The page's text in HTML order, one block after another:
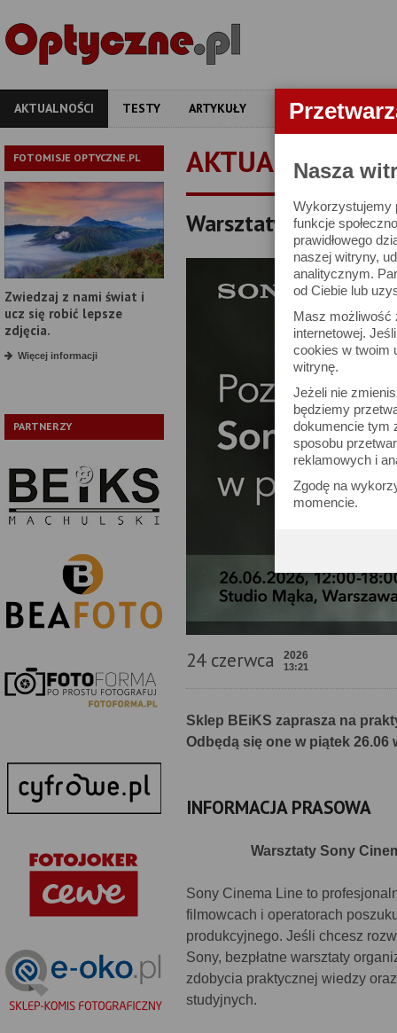
Nasza
Wykorzystujemy
funkcje
prawidłowego
naszej witryny,
analitycznym.
od Ciebie lub
Masz możliwość
internetowej.
cookies w twoim
witrynę.
Jeżeli nie
będziemy
dokumencie tym
sposobu
reklamowych i
Zgodę na
momencie.
AKTUALNOŚCI TESTY ARTYKUŁY APARATY
FOTOMISJE OPTYCZNE.PL
Zwiedzaj z nami świat i
ucz się robić lepsze
zdjęcia.
Więcej informacji
PARTNERZY
AKTUALNOŚCI
Warsztaty Sony
24 czerwca 2026
13:21
Sklep BEiKS zaprasza na
Odbędą się one w piątek 26.06
INFORMACJA PRASOWA
Warsztaty Sony
Sony Cinema Line to
filmowcach i operatorach
produkcyjnego. Jeśli chcesz
Sony, bezpłatne warsztaty
zdobycia praktycznej wiedzy
studyjnych.